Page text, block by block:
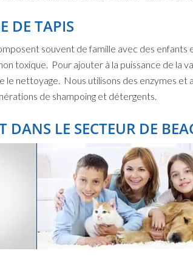
DE TAPIS
souvent de famille avec des enfants
toxique. Pour ajouter à la puissance de la
nettoyage. Nous utilisons des enzymes et
de shampoing et détergents.
LE SECTEUR DE